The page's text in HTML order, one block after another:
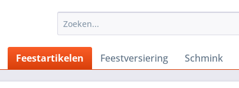
Feestartikelen Feestversiering Schmink